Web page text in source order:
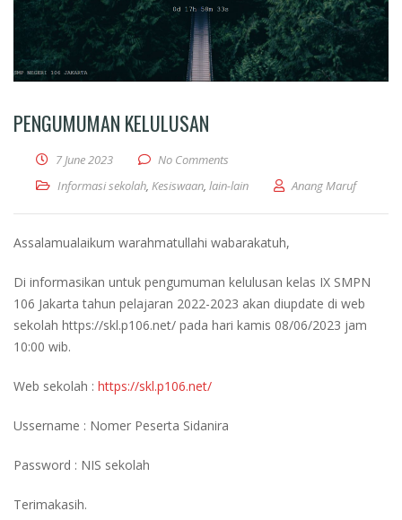
PENGUMUMAN KELULUSAN
7 June 2023
No Comments
Informasi sekolah, Kesiswaan, lain-lain Anang Maruf
Assalamualaikum warahmatullahi wabarakatuh,
Di informasikan untuk pengumuman kelulusan kelas IX SMPN
106 Jakarta tahun pelajaran 2022-2023 akan diupdate di web
sekolah https://skl.p106.net/ pada hari kamis 08/06/2023 jam
10:00 wib.
Web sekolah : https://skl.p106.net/
Ussername : Nomer Peserta Sidanira
Password : NIS sekolah
Terimakasih.